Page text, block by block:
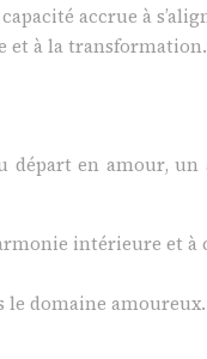
accrue à
à la
en amour,
intérieure et